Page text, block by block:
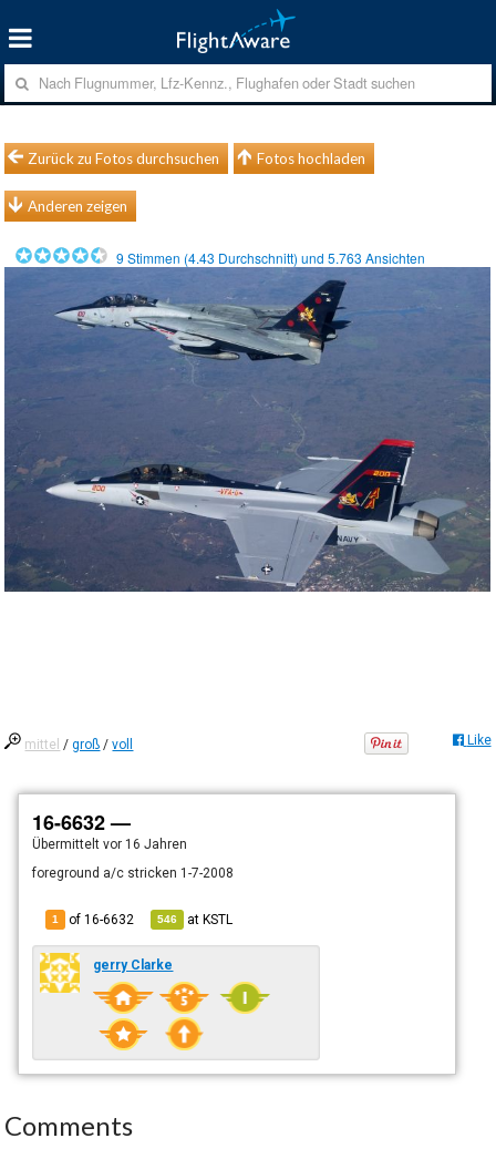
Zurück zu Fotos durchsuchen Fotos hochladen
Anderen zeigen
9 Stimmen (4.43 Durchschnitt) und5.763 Ansichten
mittel /groß /voll Like
16-6632 —
Übermitteltvor 16 Jahren
foreground a/c stricken 1-7-2008
1 of 16-6632 546 atKSTL
gerry Clarke
Comments